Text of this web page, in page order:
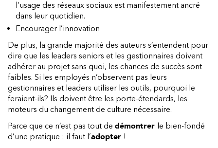
l’usage des réseaux sociaux est manifestement ancré
dans leur quotidien.
Encourager l’innovation
De plus, la grande majorité des auteurs s’entendent pour
dire que les leaders seniors et les gestionnaires doivent
adhérer au projet sans quoi, les chances de succès sont
faibles. Si les employés n’observent pas leurs
gestionnaires et leaders utiliser les outils, pourquoi le
feraient-ils? Ils doivent être les porte-étendards, les
moteurs du changement de culture nécessaire.
Parce que ce n’est pas tout de démontrer le bien-fondé
d’une pratique : il faut l’adopter !